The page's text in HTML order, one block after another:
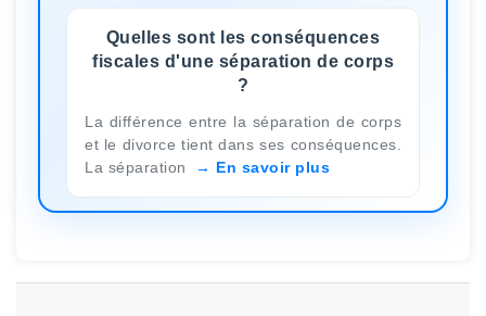
Quelles sont les conséquences
fiscales d'une séparation de corps
?
La différence entre la séparation de corps
et le divorce tient dans ses conséquences.
La séparation
En savoir plus